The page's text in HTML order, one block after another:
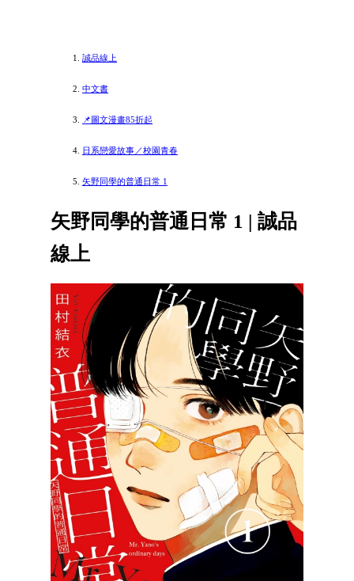
誠品線上
中文書
📌圖文漫畫85折起
日系戀愛故事／校園青春
矢野同學的普通日常 1
矢野同學的普通日常 1 | 誠品
線上